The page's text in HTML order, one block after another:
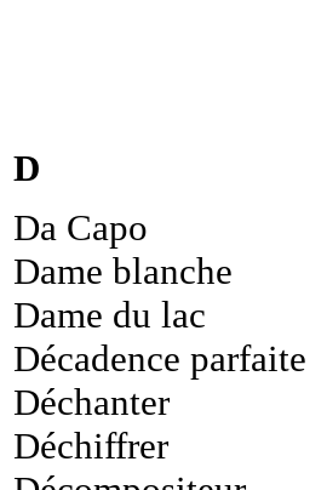
D
Da Capo
Dame blanche
Dame du lac
Décadence parfaite
Déchanter
Déchiffrer